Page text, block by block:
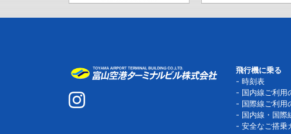
飛行機に乗る
時刻表
国内線ご利用
国際線ご利用
国内線・国際
安全なご搭乗